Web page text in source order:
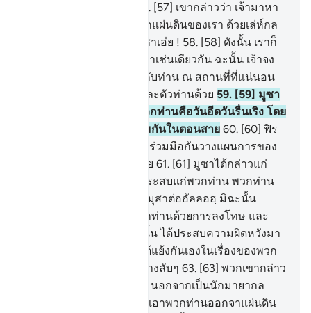
. [57] เขากล่าวว่า เจ้ามาหา
เราเพื่อที่จะเอาเราออกจากแผ่นดินของเรา ด้วยเล่ห์กล
ของเจ้ากระนั้นหรือ โอ้ มูซาเอ๋ย ! 58. [58] ดังนั้น เราก็
จะนำมาซึ่งเล่ห์กลนั้นแก่เจ้าเช่นเดียวกัน ฉะนั้น เจ้าจง
กำหนดวันขึ้นระหว่างเรากับท่าน ณ สถานที่ที่แน่นอน
โดยที่เราจะไม่ผิดสัญญาและตัวท่านด้วย 59. [59] มูซา
กล่าวว่า กำหนดวันของพวกท่านคือวันอีดวันรื่นเริง โดย
ให้ประชาชนมาร่วมชุมนุมกันในตอนสาย 60. [60] ฟิร
เอานฺได้กลับออกไป เพื่อไปร่วมมือกันวางแผนการของ
เขา แล้วได้มายังที่นัดหมาย 61. [61] มูซาได้กล่าวแก่
พวกเขา ความหายนะจงประสบแก่พวกท่าน พวกท่าน
อย่าได้เสกสรรปั้นแต่งการมุสาต่ออัลลอฮฺ มิฉะนั้น
พระองค์จะทรงทำลายพวกท่านด้วยการลงโทษ และ
แน่นอนผู้ปั้นแต่งการมุสานั้น ได้ประสบความผิดหวังมา
[62] พวกเขาได้โต้แย้งกันเองในเรื่องของพวก
เขา และได้มีการพูดกันอย่างลับๆ 63. [63] พวกเขากล่าว
ว่า สองคนนี้มิได้เป็นอื่นใด นอกจากเป็นนักมายากล
อย่างแน่นอน ต้องการที่จะเอาพวกท่านออกจาแผ่นดิน